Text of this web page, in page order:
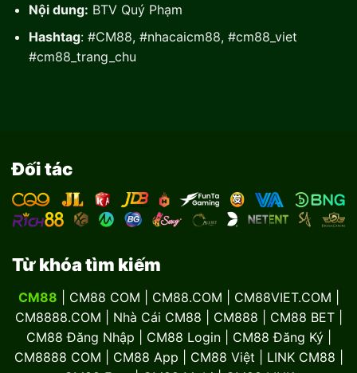
Nội dung: BTV Quý Phạm
Hashtag: #CM88, #nhacaicm88, #cm88_viet
#cm88_trang_chu
Đối tác
Từ khóa tìm kiếm
CM88 | CM88 COM | CM88.COM | CM88VIET.COM |
CM8888.COM | Nhà Cái CM88 | CM888 | CM88 BET |
CM88 Đăng Nhập | CM88 Login | CM88 Đăng Ký |
CM8888 COM | CM88 App | CM88 Việt | LINK CM88 |